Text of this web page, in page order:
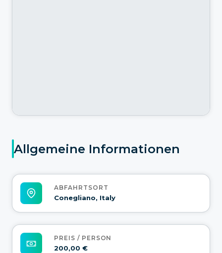
Allgemeine Informationen
ABFAHRTSORT
Conegliano, Italy
PREIS / PERSON
200,00 €